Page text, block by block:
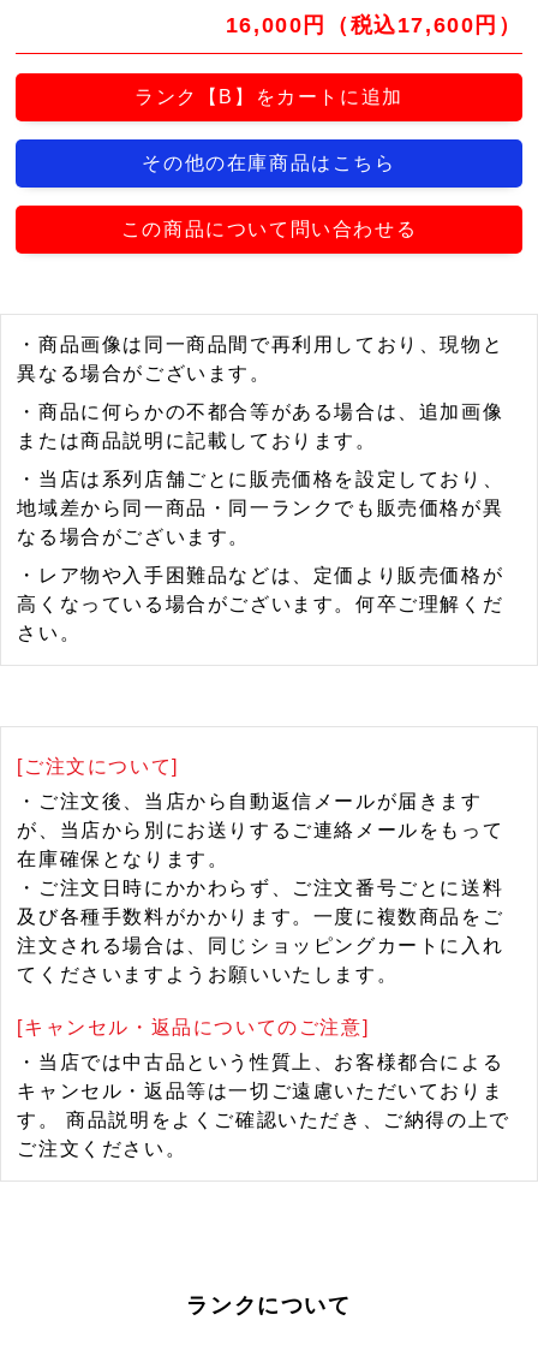
16,000円（税込17,600円）
ランク【B】をカートに追加
その他の在庫商品はこちら
この商品について問い合わせる
・商品画像は同一商品間で再利用しており、現物と
異なる場合がございます。
・商品に何らかの不都合等がある場合は、追加画像
または商品説明に記載しております。
・当店は系列店舗ごとに販売価格を設定しており、
地域差から同一商品・同一ランクでも販売価格が異
なる場合がございます。
・レア物や入手困難品などは、定価より販売価格が
高くなっている場合がございます。何卒ご理解くだ
さい。
[ご注文について]
・ご注文後、当店から自動返信メールが届きます
が、当店から別にお送りするご連絡メールをもって
在庫確保となります。
・ご注文日時にかかわらず、ご注文番号ごとに送料
及び各種手数料がかかります。一度に複数商品をご
注文される場合は、同じショッピングカートに入れ
てくださいますようお願いいたします。
[キャンセル・返品についてのご注意]
・当店では中古品という性質上、お客様都合による
キャンセル・返品等は一切ご遠慮いただいておりま
す。 商品説明をよくご確認いただき、ご納得の上で
ご注文ください。
ランクについて